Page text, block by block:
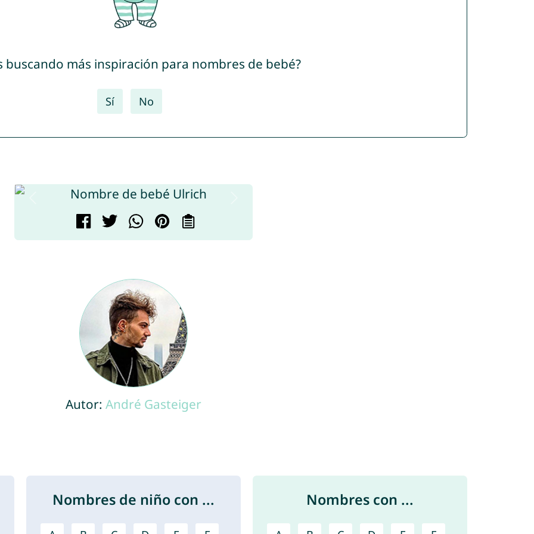
buscando más inspiración para nombres de bebé?
Sí No
Autor: André Gasteiger
Nombres de niño con ... Nombres con ...